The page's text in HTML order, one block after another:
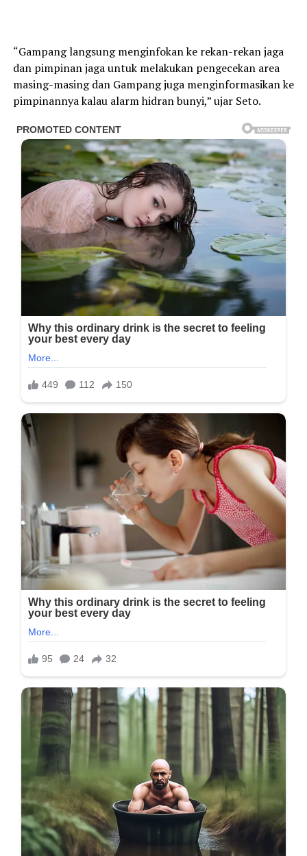
“Gampang langsung menginfokan ke rekan-rekan jaga
dan pimpinan jaga untuk melakukan pengecekan area
masing-masing dan Gampang juga menginformasikan ke
pimpinannya kalau alarm hidran bunyi,” ujar Seto.